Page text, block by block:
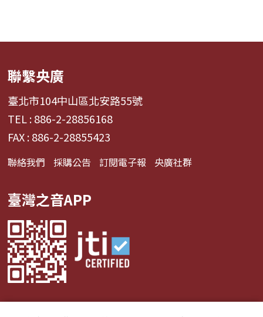
聯繫央廣
臺北市104中山區北安路55號
TEL : 886-2-28856168
FAX : 886-2-28855423
聯絡我們 採購公告 訂閱電子報 央廣社群
臺灣之音APP